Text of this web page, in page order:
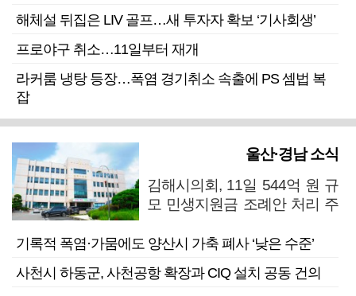
해체설 뒤집은 LIV 골프…새 투자자 확보 ‘기사회생’
프로야구 취소…11일부터 재개
라커룸 냉탕 등장…폭염 경기취소 속출에 PS 셈법 복
잡
울산·경남 소식
김해시의회, 11일 544억 원 규
모 민생지원금 조례안 처리 주
기록적 폭염·가뭄에도 양산시 가축 폐사 ‘낮은 수준’
사천시 하동군, 사천공항 확장과 CIQ 설치 공동 건의